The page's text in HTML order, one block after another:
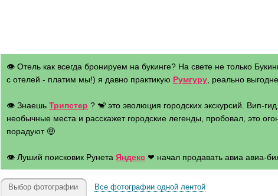
👁 Отель как всегда бронируем на букинге? На свете не только
с отелей - платим мы!) я давно практикую Румгуру , реально
👁 Знаешь Трипстер ? 🐒 это эволюция городских экскурсий. Вип-
необычные места и расскажет городские легенды, пробовал, это
порадуют 🤑
👁 Луший поисковик Рунета Яндекс ❤ начал продавать авиа авиа-
Выбор фотографии Все фотографии одной лентой